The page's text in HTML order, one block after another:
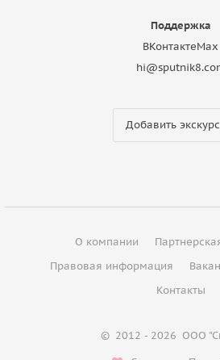
Поддержка
ВКонтактеMax
Добавить
О компании
Правовая информация
Контакты
© 2012 - 2026 ООО